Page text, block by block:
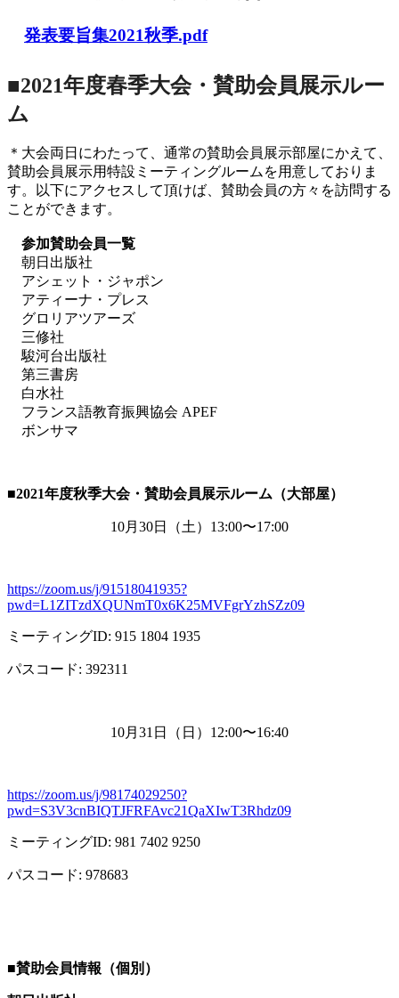
発表要旨集2021秋季.pdf
■2021年度春季大会・賛助会員展示ルー
ム
＊大会両日にわたって、通常の賛助会員展示部屋にかえて、
賛助会員展示用特設ミーティングルームを用意しておりま
す。以下にアクセスして頂けば、賛助会員の方々を訪問する
ことができます。
参加賛助会員一覧
朝日出版社
アシェット・ジャポン
アティーナ・プレス
グロリアツアーズ
三修社
駿河台出版社
第三書房
白水社
フランス語教育振興協会 APEF
ボンサマ
■2021年度秋季大会・賛助会員展示ルーム（大部屋）
10月 30日（土） 13:00〜17:00
https://zoom.us/j/91518041935?
pwd=L1ZITzdXQUNmT0x6K25MVFgrYzhSZz09
ミーティングID: 915 1804 1935
パスコード: 392311
10月 31 日（日） 12:00〜16:40
https://zoom.us/j/98174029250?
pwd=S3V3cnBIQTJFRFAvc21QaXIwT3Rhdz09
ミーティングID: 981 7402 9250
パスコード: 978683
■賛助会員情報（個別）